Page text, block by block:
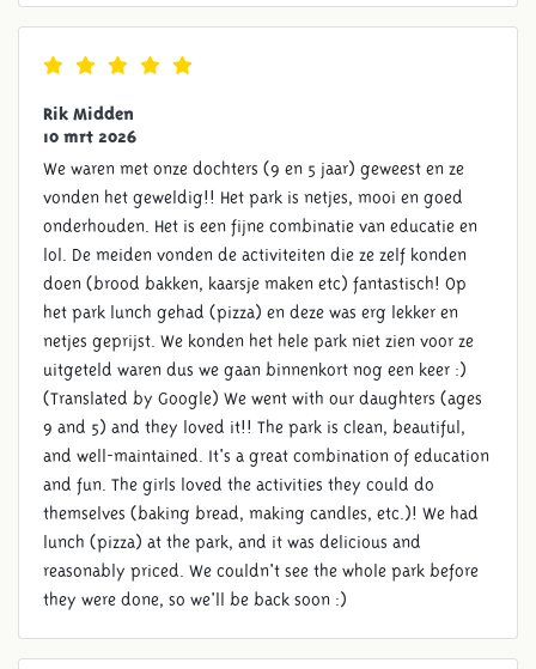
Rik Midden
10 mrt 2026
We waren met onze dochters (9 en 5 jaar) geweest en ze
vonden het geweldig!! Het park is netjes, mooi en goed
onderhouden. Het is een fijne combinatie van educatie en
lol. De meiden vonden de activiteiten die ze zelf konden
doen (brood bakken, kaarsje maken etc) fantastisch! Op
het park lunch gehad (pizza) en deze was erg lekker en
netjes geprijst. We konden het hele park niet zien voor ze
uitgeteld waren dus we gaan binnenkort nog een keer :)
(Translated by Google) We went with our daughters (ages
9 and 5) and they loved it!! The park is clean, beautiful,
and well-maintained. It's a great combination of education
and fun. The girls loved the activities they could do
themselves (baking bread, making candles, etc.)! We had
lunch (pizza) at the park, and it was delicious and
reasonably priced. We couldn't see the whole park before
they were done, so we'll be back soon :)